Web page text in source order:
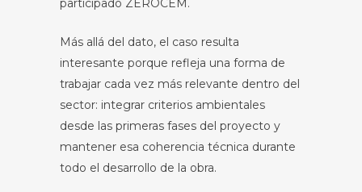
participado ZEROCEM.
Más allá del dato, el caso resulta
interesante porque refleja una forma de
trabajar cada vez más relevante dentro del
sector: integrar criterios ambientales
desde las primeras fases del proyecto y
mantener esa coherencia técnica durante
todo el desarrollo de la obra.